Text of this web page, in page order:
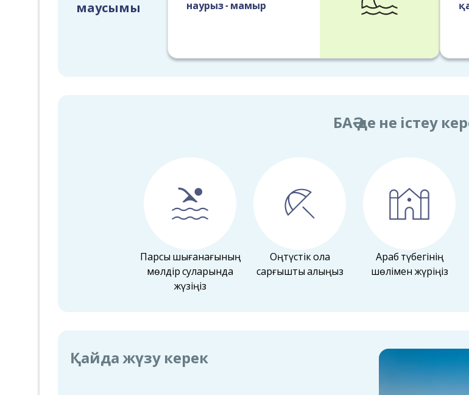
маусымы
наурыз - мамыр
БАӘ-де не істеу
Парсы шығанағының
мөлдір суларында
жүзіңіз
Оңтүстік қола
сарғышты алыңыз
Араб түбегінің
шөлімен жүріңіз
Қайда жүзу керек